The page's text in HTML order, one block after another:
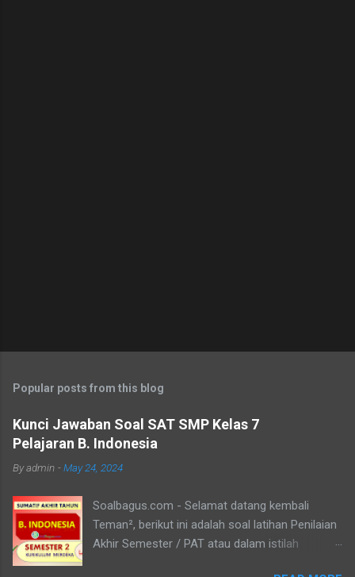
Popular posts from this blog
Kunci Jawaban Soal SAT SMP Kelas 7
Pelajaran B. Indonesia
Byadmin -May 24, 2024
Soalbagus.com - Selamat datang kembali
Teman², berikut ini adalah soal latihan Penilaian
Akhir Semester / PAT atau dalam istilah